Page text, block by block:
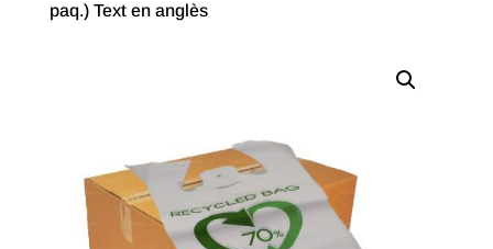
paq.) Text en anglès